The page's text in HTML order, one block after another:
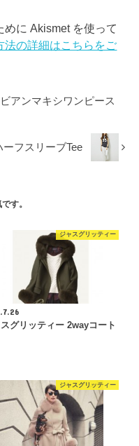
に Akismet を使って
法の詳細はこちらをご
アンマキシワンピース
フスリーブTee
す。
ジャスグリッティー
グリッティー 2wayコート
ジャスグリッティー